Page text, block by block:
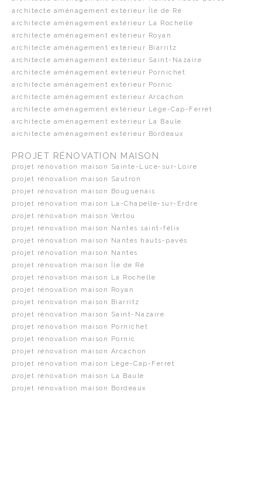
architecte aménagement extérieur Île de Ré
architecte aménagement extérieur La Rochelle
architecte aménagement extérieur Royan
architecte aménagement extérieur Biarritz
architecte aménagement extérieur Saint-Nazaire
architecte aménagement extérieur Pornichet
architecte aménagement extérieur Pornic
architecte aménagement extérieur Arcachon
architecte aménagement extérieur Lège-Cap-Ferret
architecte aménagement extérieur La Baule
architecte aménagement extérieur Bordeaux
PROJET RÉNOVATION MAISON
projet rénovation maison Sainte-Luce-sur-Loire
projet rénovation maison Sautron
projet rénovation maison Bouguenais
projet rénovation maison La-Chapelle-sur-Erdre
projet rénovation maison Vertou
projet rénovation maison Nantes saint-félix
projet rénovation maison Nantes hauts-pavés
projet rénovation maison Nantes
projet rénovation maison Île de Ré
projet rénovation maison La Rochelle
projet rénovation maison Royan
projet rénovation maison Biarritz
projet rénovation maison Saint-Nazaire
projet rénovation maison Pornichet
projet rénovation maison Pornic
projet rénovation maison Arcachon
projet rénovation maison Lège-Cap-Ferret
projet rénovation maison La Baule
projet rénovation maison Bordeaux